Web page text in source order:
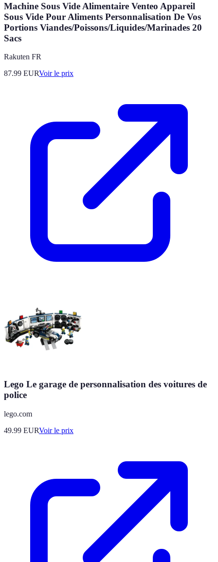
Machine Sous Vide Alimentaire Venteo Appareil
Sous Vide Pour Aliments Personnalisation De Vos
Portions Viandes/Poissons/Liquides/Marinades 20
Sacs
Rakuten FR
87.99 EURVoir le prix
Lego Le garage de personnalisation des voitures de
police
lego.com
49.99 EURVoir le prix